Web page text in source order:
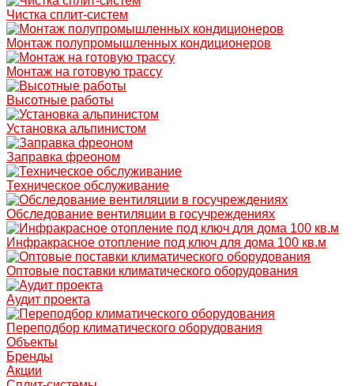
Чистка сплит-систем
Монтаж полупромышленных кондиционеров
Монтаж на готовую трассу
Высотные работы
Установка альпинистом
Заправка фреоном
Техническое обслуживание
Обследование вентиляции в госучреждениях
Инфракрасное отопление под ключ для дома 100 кв.м
Оптовые поставки климатического оборудования
Аудит проекта
Переподбор климатического оборудования
Объекты
Бренды
Акции